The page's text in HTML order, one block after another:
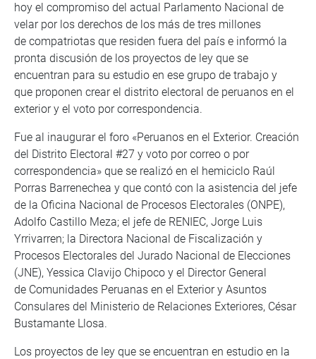
hoy el compromiso del actual Parlamento Nacional de
velar por los derechos de los más de tres millones
de compatriotas que residen fuera del país e informó la
pronta discusión de los proyectos de ley que se
encuentran para su estudio en ese grupo de trabajo y
que proponen crear el distrito electoral de peruanos en el
exterior y el voto por correspondencia.
Fue al inaugurar el foro «Peruanos en el Exterior. Creación
del Distrito Electoral #27 y voto por correo o por
correspondencia» que se realizó en el hemiciclo Raúl
Porras Barrenechea y que contó con la asistencia del jefe
de la Oficina Nacional de Procesos Electorales (ONPE),
Adolfo Castillo Meza; el jefe de RENIEC, Jorge Luis
Yrrivarren; la Directora Nacional de Fiscalización y
Procesos Electorales del Jurado Nacional de Elecciones
(JNE), Yessica Clavijo Chipoco y el Director General
de Comunidades Peruanas en el Exterior y Asuntos
Consulares del Ministerio de Relaciones Exteriores, César
Bustamante Llosa.
Los proyectos de ley que se encuentran en estudio en la